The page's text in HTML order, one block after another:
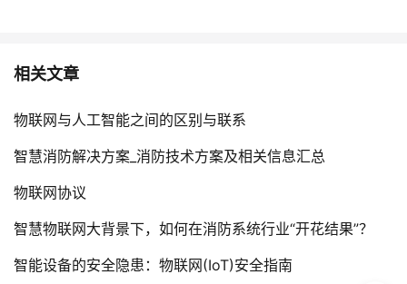
相关文章
物联网与人工智能之间的区别与联系
智慧消防解决方案_消防技术方案及相关信息汇总
物联网协议
智慧物联网大背景下，如何在消防系统行业“开花结果”？
智能设备的安全隐患：物联网(IoT)安全指南